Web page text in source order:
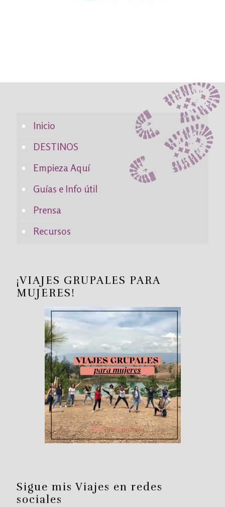
Inicio
DESTINOS
Empieza Aquí
Guías e Info útil
Prensa
Recursos
¡VIAJES GRUPALES PARA
MUJERES!
Sigue mis Viajes en redes
sociales